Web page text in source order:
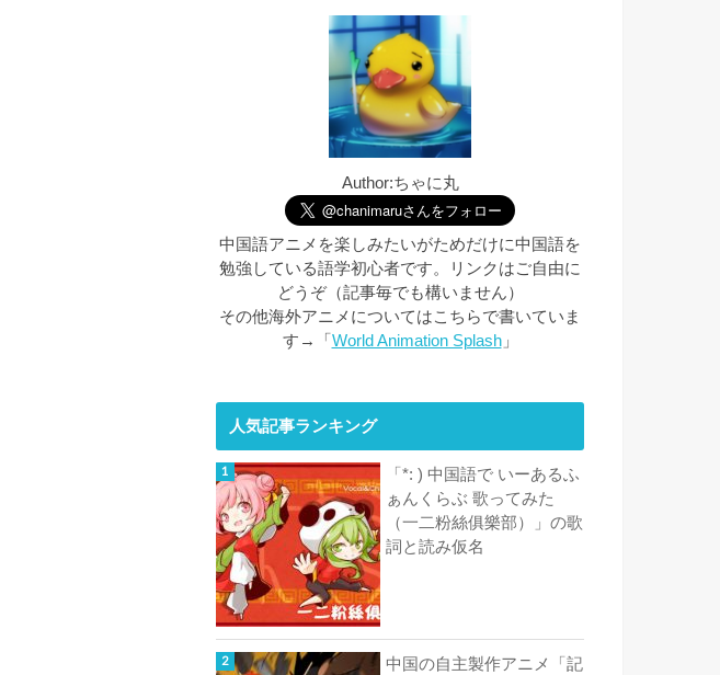
Author:ちゃに丸
中国語アニメを楽しみたいがためだけに中国語を
勉強している語学初心者です。リンクはご自由に
どうぞ（記事毎でも構いません）
その他海外アニメについてはこちらで書いていま
す→「 World Animation Splash」
人気記事ランキング
「*: ) 中国語で いーあるふ
ぁんくらぶ 歌ってみた
（一二粉絲俱樂部）」の歌
詞と読み仮名
中国の自主製作アニメ「記